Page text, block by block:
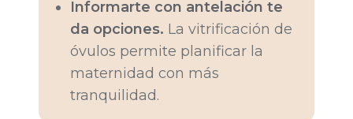
Informarte con antelación te
da opciones. La vitrificación de
óvulos permite planificar la
maternidad con más
tranquilidad.